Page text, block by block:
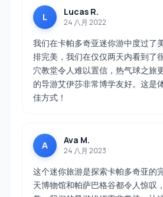
L Lucas R.
24 八月 2022
我们在卡帕多奇亚迷你游中度过了
排完美，我们在仅仅两天内看到了
穴教堂令人难以置信，热气球之旅
的导游艾伊莎非常博学友好。这是
佳方式！
A Ava M.
24 八月 2023
这个迷你旅游是探索卡帕多奇亚的
天博物馆和帕萨巴格谷都令人惊叹